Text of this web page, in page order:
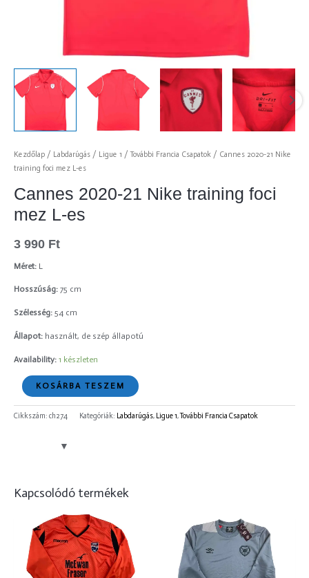
Kezdőlap / Labdarúgás / Ligue 1 /További Francia Csapatok / Cannes 2020-21 Nike
training foci mez L-es
Cannes 2020-21 Nike training foci
mez L-es
3 990 Ft
Méret: L
Hosszúság: 75 cm
Szélesség: 54 cm
Állapot: használt, de szép állapotú
Availability: 1 készleten
KOSÁRBA TESZEM
Cikkszám: ch274 Kategóriák: Labdarúgás, Ligue 1,További Francia Csapatok
Kapcsolódó termékek